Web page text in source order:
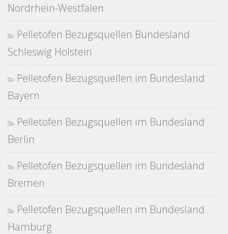
Nordrhein-Westfalen
Pelletofen Bezugsquellen Bundesland
Schleswig Holstein
Pelletofen Bezugsquellen im Bundesland
Bayern
Pelletofen Bezugsquellen im Bundesland
Berlin
Pelletofen Bezugsquellen im Bundesland
Bremen
Pelletofen Bezugsquellen im Bundesland
Hamburg